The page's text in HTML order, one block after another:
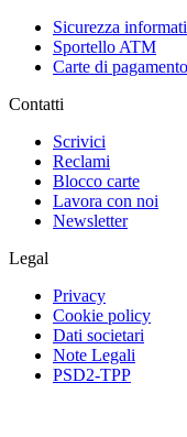
Sicurezza
Sportello ATM
Carte di pagamento
Contatti
Scrivici
Reclami
Blocco carte
Lavora con noi
Newsletter
Legal
Privacy
Cookie policy
Dati societari
Note Legali
PSD2-TPP